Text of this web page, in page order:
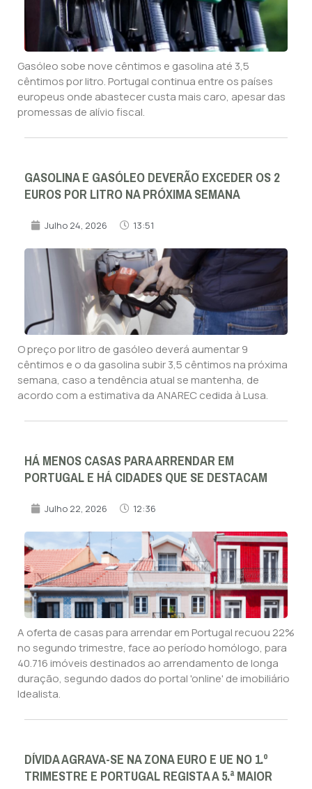
Gasóleo sobe nove cêntimos e gasolina até 3,5
cêntimos por litro. Portugal continua entre os países
europeus onde abastecer custa mais caro, apesar das
promessas de alívio fiscal.
GASOLINA E GASÓLEO DEVERÃO EXCEDER OS 2
EUROS POR LITRO NA PRÓXIMA SEMANA
Julho 24, 2026 13:51
O preço por litro de gasóleo deverá aumentar 9
cêntimos e o da gasolina subir 3,5 cêntimos na próxima
semana, caso a tendência atual se mantenha, de
acordo com a estimativa da ANAREC cedida à Lusa.
HÁ MENOS CASAS PARA ARRENDAR EM
PORTUGAL E HÁ CIDADES QUE SE DESTACAM
Julho 22, 2026 12:36
A oferta de casas para arrendar em Portugal recuou 22%
no segundo trimestre, face ao período homólogo, para
40.716 imóveis destinados ao arrendamento de longa
duração, segundo dados do portal 'online' de imobiliário
Idealista.
DÍVIDA AGRAVA-SE NA ZONA EURO E UE NO 1.º
TRIMESTRE E PORTUGAL REGISTA A 5.ª MAIOR